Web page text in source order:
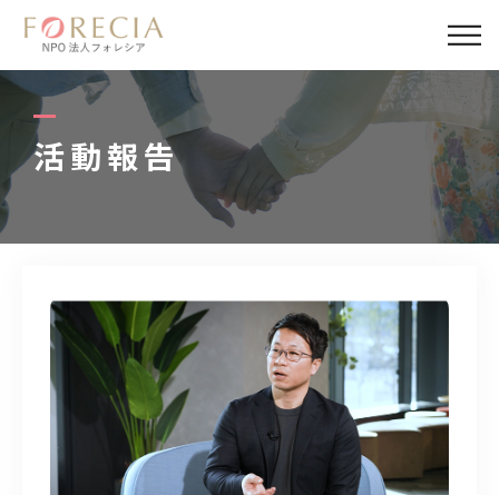
活動報告
私たちについて
事業内容
事業実績
活動報告
パートナー
寄付・応援